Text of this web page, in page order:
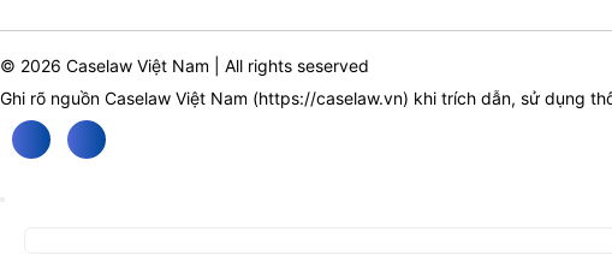
© 2026 Caselaw Việt Nam | All rights seserved
Ghi rõ nguồn Caselaw Việt Nam (https://caselaw.vn) khi trích dẫn, sử dụng